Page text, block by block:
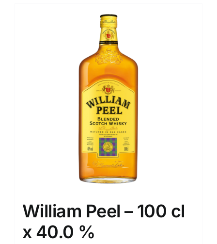
William Peel – 100 cl
x 40.0 %